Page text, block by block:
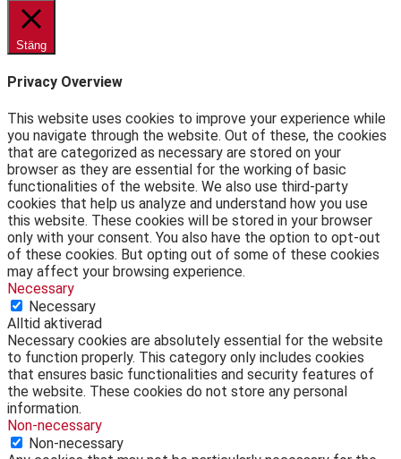
Stäng
Privacy Overview
This website uses cookies to improve your experience while
you navigate through the website. Out of these, the cookies
that are categorized as necessary are stored on your
browser as they are essential for the working of basic
functionalities of the website. We also use third-party
cookies that help us analyze and understand how you use
this website. These cookies will be stored in your browser
only with your consent. You also have the option to opt-out
of these cookies. But opting out of some of these cookies
may affect your browsing experience.
Necessary
Necessary
Alltid aktiverad
Necessary cookies are absolutely essential for the website
to function properly. This category only includes cookies
that ensures basic functionalities and security features of
the website. These cookies do not store any personal
information.
Non-necessary
Non-necessary